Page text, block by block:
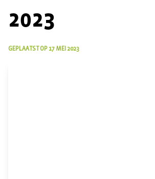
2023
GEPLAATST OP17 MEI 2023